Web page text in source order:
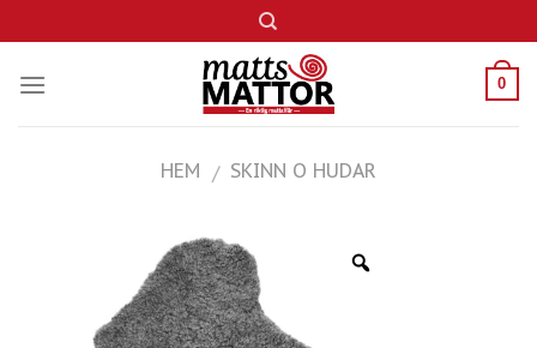
to
content
0
HEM / SKINN O HUDAR